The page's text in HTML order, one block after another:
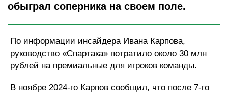
обыграл соперника на своем поле.
По информации инсайдера Ивана Карпова,
руководство «Спартака» потратило около 30 млн
рублей на премиальные для игроков команды.
В ноябре 2024-го Карпов сообщил, что после 7-го